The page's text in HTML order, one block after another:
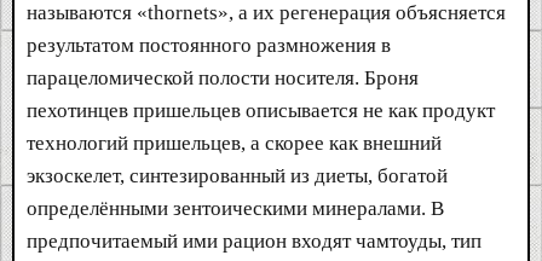
называются «thornets», а их регенерация объясняется
результатом постоянного размножения в
парацеломической полости носителя. Броня
пехотинцев пришельцев описывается не как продукт
технологий пришельцев, а скорее как внешний
экзоскелет, синтезированный из диеты, богатой
определёнными зентоическими минералами. В
предпочитаемый ими рацион входят чамтоуды, тип